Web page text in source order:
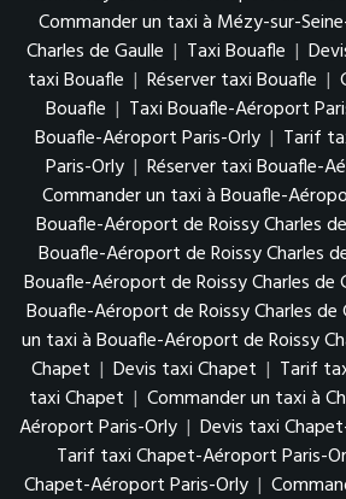
Commander un taxi à Mézy-sur-
Charles de Gaulle | Taxi Bouafle |
taxi Bouafle | Réserver taxi Bouafle |
Bouafle | Taxi Bouafle-Aéroport
Bouafle-Aéroport Paris-Orly | Tarif
Paris-Orly | Réserver taxi Bouafle-
Commander un taxi à Bouafle-
Bouafle-Aéroport de Roissy Charles
Bouafle-Aéroport de Roissy Charles
Bouafle-Aéroport de Roissy Charles de
Bouafle-Aéroport de Roissy Charles de
un taxi à Bouafle-Aéroport de Roissy
Chapet | Devis taxi Chapet | Tarif
taxi Chapet | Commander un taxi à
Aéroport Paris-Orly | Devis taxi
Tarif taxi Chapet-Aéroport Paris-
Chapet-Aéroport Paris-Orly |